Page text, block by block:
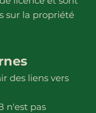
sur la propriété
des liens vers
n'est pas